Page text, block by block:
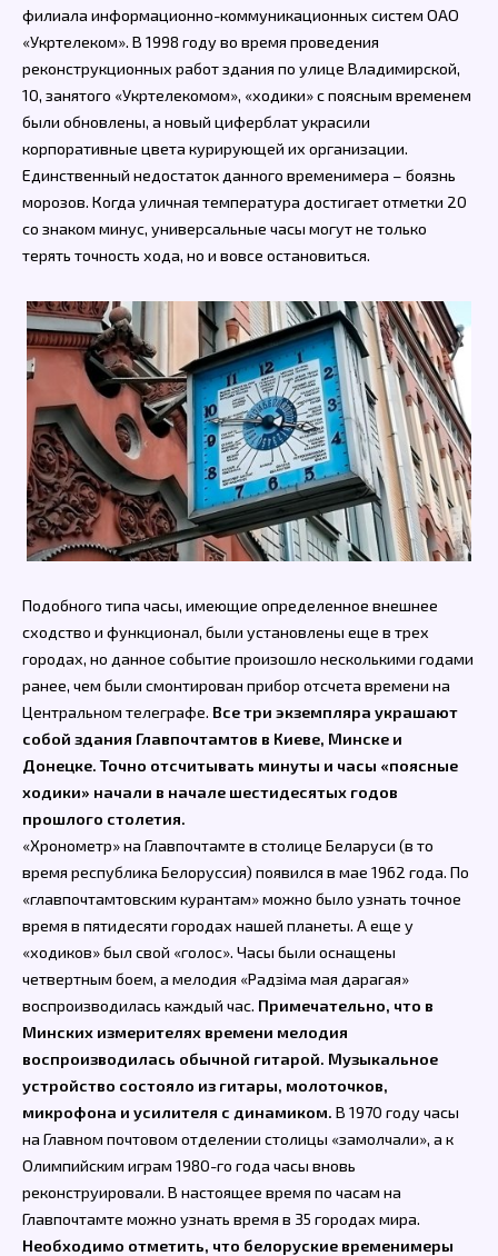
филиала информационно-коммуникационных систем ОАО
«Укртелеком». В 1998 году во время проведения
реконструкционных работ здания по улице Владимирской,
10, занятого «Укртелекомом», «ходики» с поясным временем
были обновлены, а новый циферблат украсили
корпоративные цвета курирующей их организации.
Единственный недостаток данного временимера – боязнь
морозов. Когда уличная температура достигает отметки 20
со знаком минус, универсальные часы могут не только
терять точность хода, но и вовсе остановиться.
Подобного типа часы, имеющие определенное внешнее
сходство и функционал, были установлены еще в трех
городах, но данное событие произошло несколькими годами
ранее, чем были смонтирован прибор отсчета времени на
Центральном телеграфе. Все три экземпляра украшают
собой здания Главпочтамтов в Киеве, Минске и
Донецке. Точно отсчитывать минуты и часы «поясные
ходики» начали в начале шестидесятых годов
прошлого столетия.
«Хронометр» на Главпочтамте в столице Беларуси (в то
время республика Белоруссия) появился в мае 1962 года. По
«главпочтамтовским курантам» можно было узнать точное
время в пятидесяти городах нашей планеты. А еще у
«ходиков» был свой «голос». Часы были оснащены
четвертным боем, а мелодия «Радзіма мая дарагая»
воспроизводилась каждый час. Примечательно, что в
Минских измерителях времени мелодия
воспроизводилась обычной гитарой. Музыкальное
устройство состояло из гитары, молоточков,
микрофона и усилителя с динамиком. В 1970 году часы
на Главном почтовом отделении столицы «замолчали», а к
Олимпийским играм 1980-го года часы вновь
реконструировали. В настоящее время по часам на
Главпочтамте можно узнать время в 35 городах мира.
Необходимо отметить, что белоруские временимеры